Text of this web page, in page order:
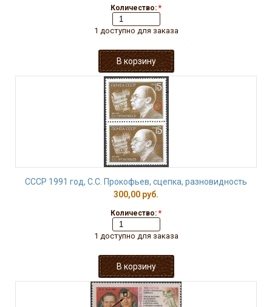
Количество: *
1 доступно для заказа
СССР 1991 год, С.С. Прокофьев, сцепка, разновидность
300,00 руб.
Количество: *
1 доступно для заказа